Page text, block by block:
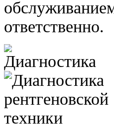
ответственно.